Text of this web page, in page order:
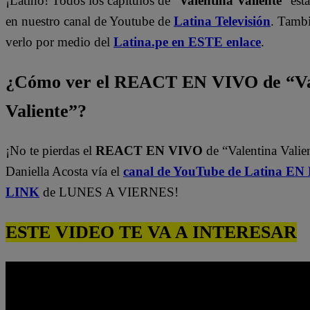
en nuestro canal de Youtube de Latina Televisión.
verlo por medio del Latina.pe en ESTE enlace.
¿Cómo ver el REACT EN VIVO de
Valiente”?
¡No te pierdas el REACT EN VIVO de “Valentina
Daniella Acosta vía el canal de YouTube de Latina EN
LINK de LUNES A VIERNES!
ESTE VIDEO TE VA A INTERESAR